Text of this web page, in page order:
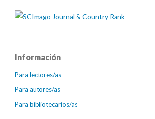
Información
Para lectores/as
Para autores/as
Para bibliotecarios/as